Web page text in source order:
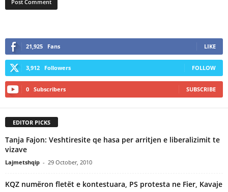
21,925 Fans LIKE
3,912 Followers FOLLOW
0 Subscribers SUBSCRIBE
EDITOR PICKS
Tanja Fajon: Veshtiresite qe hasa per arritjen e liberalizimit te
vizave
Lajmetshqip - 29 October, 2010
KQZ numëron fletët e kontestuara, PS protesta ne Fier, Kavaje